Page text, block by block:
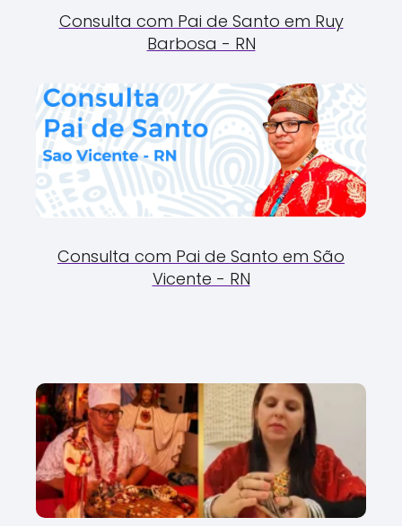
Consulta com Pai de Santo em Ruy
Barbosa - RN
Consulta com Pai de Santo em São
Vicente - RN